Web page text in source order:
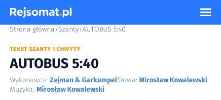
Strona główna/Szanty/AUTOBUS 5:40
TEKST SZANTY I CHWYTY
AUTOBUS 5:40
Wykonawca: Zejman & GarkumpelSłowa: Mirosław Kowalewski
Muzyka: Mirosław Kowalewski